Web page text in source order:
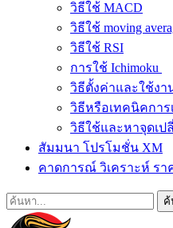
วิธีใช้ MACD
วิธีใช้ moving
วิธีใช้ RSI
การใช้ Ichimoku
วิธีตั้งค่าและใช้งา
วิธีหรือเทคนิคการ
วิธีใช้และหาจุดเป
สัมมนา โปรโมชั่น XM
คาดการณ์ วิเคราะห์ รา